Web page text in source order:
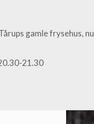
gamle frysehus, nu
21.30